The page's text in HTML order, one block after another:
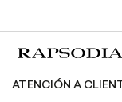
ATENCIÓN A